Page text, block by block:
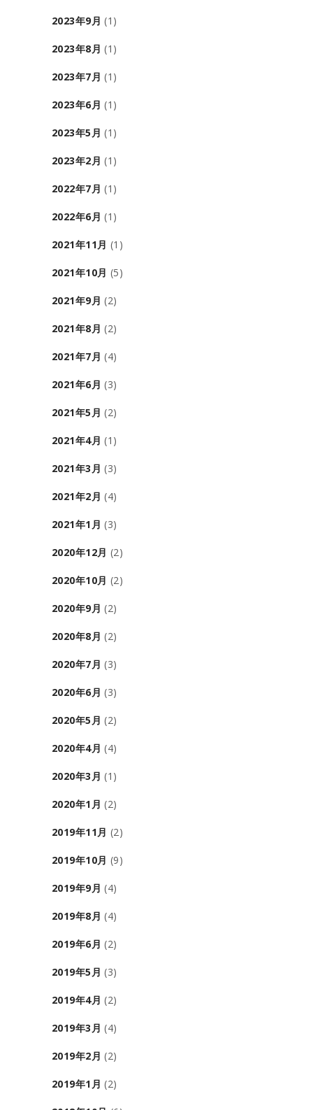
2023年9月 (1)
2023年8月 (1)
2023年7月 (1)
2023年6月 (1)
2023年5月 (1)
2023年2月 (1)
2022年7月 (1)
2022年6月 (1)
2021年11月 (1)
2021年10月 (5)
2021年9月 (2)
2021年8月 (2)
2021年7月 (4)
2021年6月 (3)
2021年5月 (2)
2021年4月 (1)
2021年3月 (3)
2021年2月 (4)
2021年1月 (3)
2020年12月 (2)
2020年10月 (2)
2020年9月 (2)
2020年8月 (2)
2020年7月 (3)
2020年6月 (3)
2020年5月 (2)
2020年4月 (4)
2020年3月 (1)
2020年1月 (2)
2019年11月 (2)
2019年10月 (9)
2019年9月 (4)
2019年8月 (4)
2019年6月 (2)
2019年5月 (3)
2019年4月 (2)
2019年3月 (4)
2019年2月 (2)
2019年1月 (2)